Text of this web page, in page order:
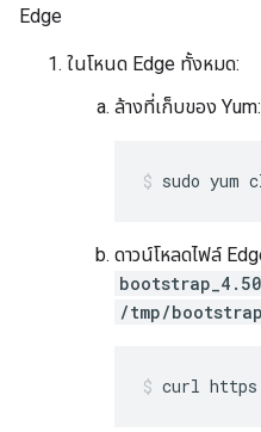
Edge
ในโหนด Edge ทั้งหมด:
ล้างที่เก็บของ Yum:
sudo yum
ดาวน์โหลดไฟล์
/tmp/
curl